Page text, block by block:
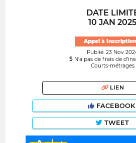
DATE
10 JAN 2025
Appel à
Publié: 23 Nov
N’a pas de frais de
Courts-métrages
LIEN
FACEBOOK
TWEET